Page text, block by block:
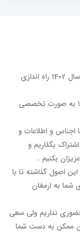
فروشگاه اینترنتی یراق گلد سایت خود را در سال 1402 راه اندازی
مشتریان عزیز ما فعالیت خود را از سال ۱۳۸۹ به صورت تخصصی
اجناس و اطلاعات و
بگذاریم و
بکنیم .
اصول گذاشته تا با
شما به ارمغان
نداریم ولی سعی
ممکن به دست شما